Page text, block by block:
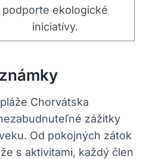
podporte ekologické
iniciatívy.
Chorvátska
zážitky
Od pokojných zátok
s aktivitami, každý člen